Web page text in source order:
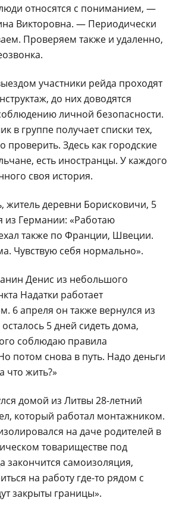
относятся с пониманием, —
Викторовна. — Периодически
Проверяем также и удаленно,
участники рейда проходят
до них доводятся
личной безопасности.
в группе получает списки тех,
проверить. Здесь как городские
есть иностранцы. У каждого
своя история.
житель деревни Борисковичи, 5
из Германии: «Работаю
также по Франции, Швеции.
Чувствую себя нормально».
Денис из небольшого
Надатки работает
6 апреля он также вернулся из
5 дней сидеть дома,
соблюдаю правила
потом снова в путь. Надо деньги
что жить?»
домой из Литвы 28-летний
который работал монтажником.
на даче родителей в
товариществе под
закончится самоизоляция,
на работу где-то рядом с
закрыты границы».